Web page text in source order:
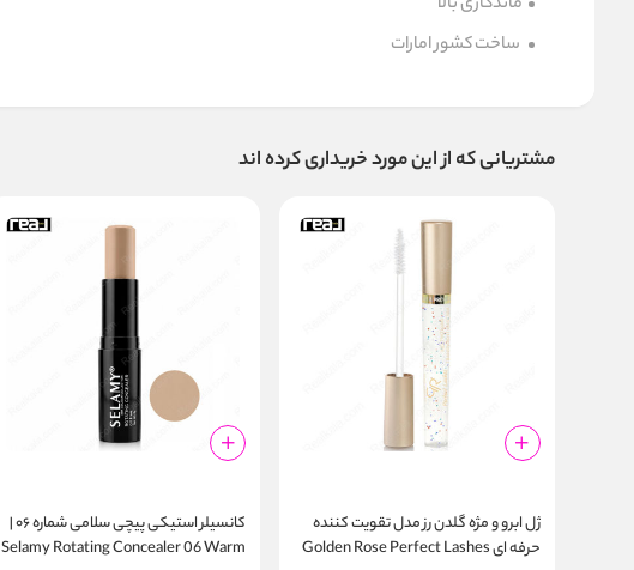
ساخت کشور امارات
مشتریانی که از این مورد خریداری کرده اند
ژل ابرو و مژه گلدن رز مدل تقویت کننده
حرفه ای Golden Rose Perfect Lashes
کانسیلر استیکی پیچی سلامی شماره ۰۶ |
Selamy Rotating Concealer 06 Warm